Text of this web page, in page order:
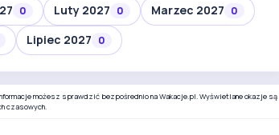
0 Luty 2027 0 Marzec 2027 0
Lipiec 2027 0
możesz sprawdzić bezpośrednio na Wakacje.pl. Wyświetlane okazje są
czasowych.